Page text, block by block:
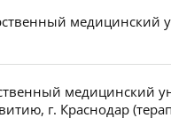
медицинский
медицинский
г. Краснодар